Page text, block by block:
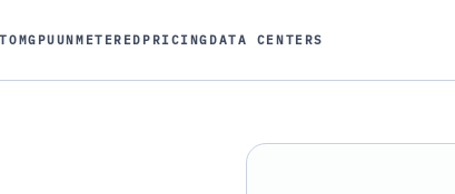
GPUUNMETERED PRICING DATA CENTERS